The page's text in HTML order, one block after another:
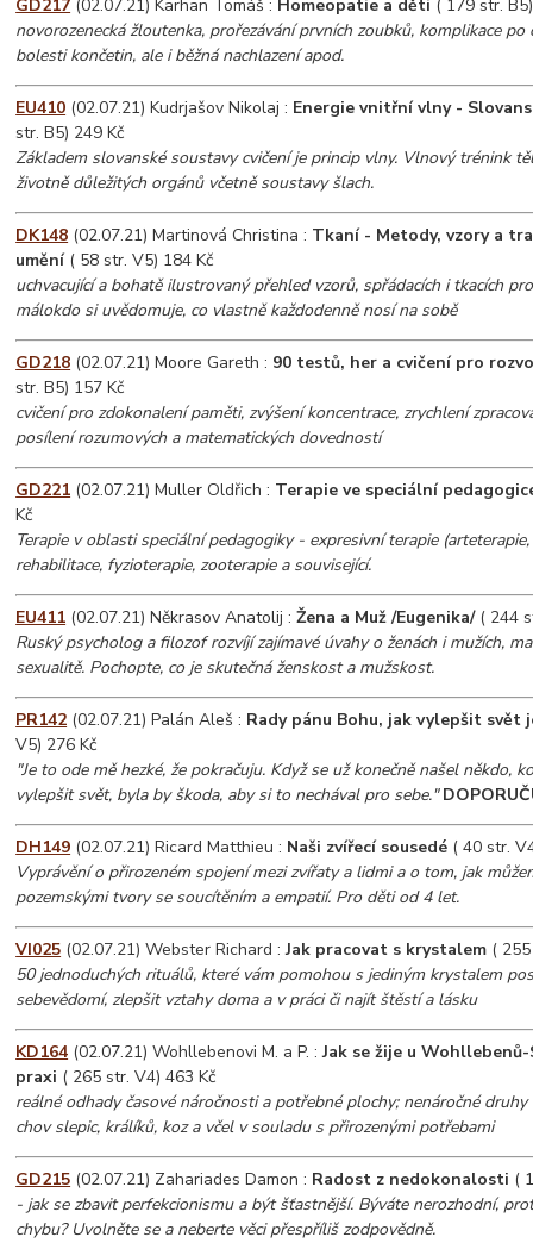
GD217 (02.07.21) Karhan Tomáš : Homeopatie a děti ( 179 str.
novorozenecká žloutenka, prořezávání prvních zoubků, komplikace po
bolesti končetin, ale i běžná nachlazení apod.
EU410 (02.07.21) Kudrjašov Nikolaj : Energie vnitřní vlny -
str. B5) 249 Kč
Základem slovanské soustavy cvičení je princip vlny. Vlnový trénink
životně důležitých orgánů včetně soustavy šlach.
DK148 (02.07.21) Martinová Christina : Tkaní - Metody, vzory a
umění( 58 str. V5) 184 Kč
uchvacující a bohatě ilustrovaný přehled vzorů, spřádacích i tkacích
málokdo si uvědomuje, co vlastně každodenně nosí na sobě
GD218 (02.07.21) Moore Gareth : 90 testů, her a cvičení pro
str. B5) 157 Kč
cvičení pro zdokonalení paměti, zvýšení koncentrace, zrychlení
posílení rozumových a matematických dovedností
GD221 (02.07.21) Muller Oldřich : Terapie ve speciální
Kč
Terapie v oblasti speciální pedagogiky - expresivní terapie
rehabilitace, fyzioterapie, zooterapie a související.
EU411 (02.07.21) Někrasov Anatolij :Žena a Muž /Eugenika/( 244
Ruský psycholog a filozof rozvíjí zajímavé úvahy o ženách i mužích,
sexualitě. Pochopte, co je skutečná ženskost a mužskost.
PR142 (02.07.21) Palán Aleš : Rady pánu Bohu, jak vylepšit svět
V5) 276 Kč
"Je to ode mě hezké, že pokračuju. Když se už konečně našel někdo,
vylepšit svět, byla by škoda, aby si to nechával pro sebe."
DH149 (02.07.21) Ricard Matthieu : Naši zvířecí sousedé ( 40 str.
Vyprávění o přirozeném spojení mezi zvířaty a lidmi a o tom, jak
pozemskými tvory se soucítěním a empatií. Pro děti od 4 let.
VI025 (02.07.21) Webster Richard :Jak pracovat s krystalem (
50 jednoduchých rituálů, které vám pomohou s jediným krystalem
sebevědomí, zlepšit vztahy doma a v práci či najít štěstí a lásku
KD164 (02.07.21) Wohllebenovi M. a P. :Jak se žije u
praxi ( 265 str. V4) 463 Kč
reálné odhady časové náročnosti a potřebné plochy; nenáročné druhy
chov slepic, králíků, koz a včel v souladu s přirozenými potřebami
GD215 (02.07.21) Zahariades Damon : Radost z nedokonalosti (
- jak se zbavit perfekcionismu a být šťastnější. Býváte nerozhodní,
chybu? Uvolněte se a neberte věci přespříliš zodpovědně.